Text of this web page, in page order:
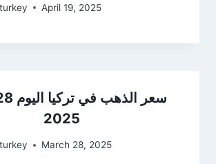
April 19, 2025
2025
March 28, 2025